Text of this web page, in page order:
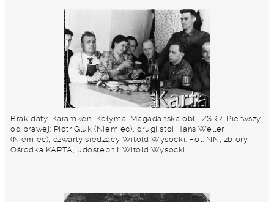
Brak daty, Karamken, Kołyma, Magadańska obł., ZSRR. Pierwszy
od prawej: Piotr Gluk (Niemiec), drugi stoi Hans Weller
(Niemiec), czwarty siedzący Witold Wysocki. Fot. NN, zbiory
Ośrodka KARTA, udostępnił Witold Wysocki